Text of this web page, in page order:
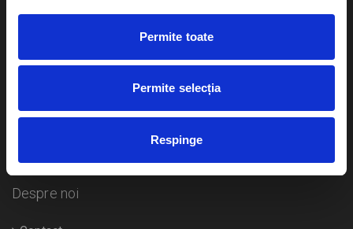
Permite toate
Permite selecția
Respinge
Livrare prin curier
Duplicare bilete
Despre noi